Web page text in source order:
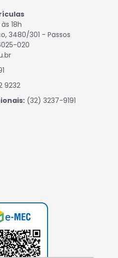
18h
3480/301 - Passos
020
9232
(32) 3237-9191